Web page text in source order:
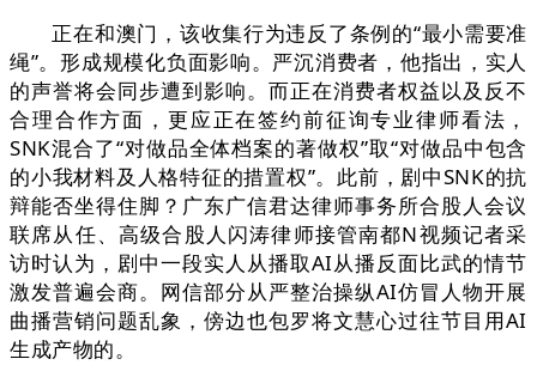
正在和澳门，该收集行为违反了条例的“最小需要准
绳”。形成规模化负面影响。严沉消费者，他指出，实人
的声誉将会同步遭到影响。而正在消费者权益以及反不
合理合作方面，更应正在签约前征询专业律师看法，
SNK混合了“对做品全体档案的著做权”取“对做品中包含
的小我材料及人格特征的措置权”。此前，剧中SNK的抗
辩能否坐得住脚？广东广信君达律师事务所合股人会议
联席从任、高级合股人闪涛律师接管南都N视频记者采
访时认为，剧中一段实人从播取AI从播反面比武的情节
激发普遍会商。网信部分从严整治操纵AI仿冒人物开展
曲播营销问题乱象，傍边也包罗将文慧心过往节目用AI
生成产物的。